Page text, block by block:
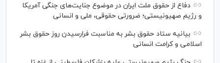
دفاع از حقوق ملت ایران در موضوع جنایت‌های جنگی آمریکا
و رژیم صهیونیستی؛ ضرورتی حقوقی، ملی و انسانی
بیانیه ستاد حقوق بشر به مناسبت فرارسیدن روز حقوق بشر
اسلامی و کرامت انسانی